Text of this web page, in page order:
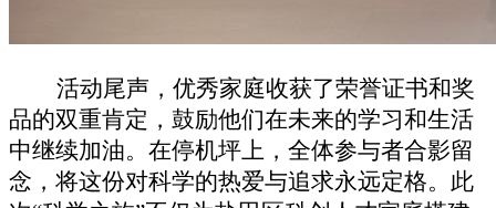
活动尾声，优秀家庭收获了荣誉证书和奖
品的双重肯定，鼓励他们在未来的学习和生活
中继续加油。在停机坪上，全体参与者合影留
念，将这份对科学的热爱与追求永远定格。此